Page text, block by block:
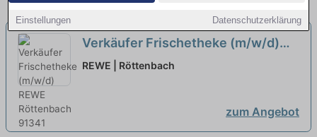
Einstellungen Datenschutzerklärung
Verkäufer Frischetheke (m/w/d)
neu
REWE | Röttenbach
zum Angebot